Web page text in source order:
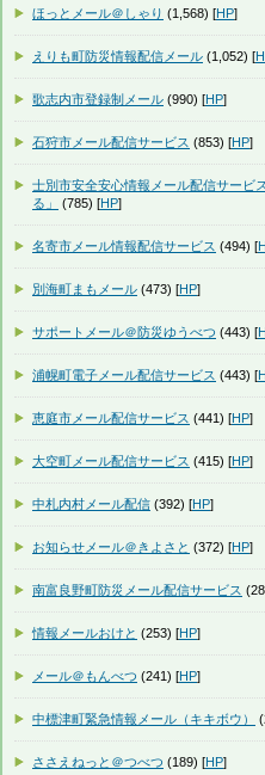
ほっとメール＠しゃり (1,568) [HP]
えりも町防災情報配信メール (1,052) [
歌志内市登録制メール (990) [HP]
石狩市メール配信サービス (853) [HP]
士別市安全安心情報メール配信サービ
る」
(785) [HP]
名寄市メール情報配信サービス (494) [
別海町まもメール (473) [HP]
サポートメール＠防災ゆうべつ (443) [
浦幌町電子メール配信サービス (443) [
恵庭市メール配信サービス (441) [HP]
大空町メール配信サービス (415) [HP]
中札内村メール配信 (392) [HP]
お知らせメール＠きよさと (372) [HP]
南富良野町防災メール配信サービス
情報メールおけと (253) [HP]
メール＠もんべつ (241) [HP]
中標津町緊急情報メール（キキボウ）
ささえねっと＠つべつ (189) [HP]